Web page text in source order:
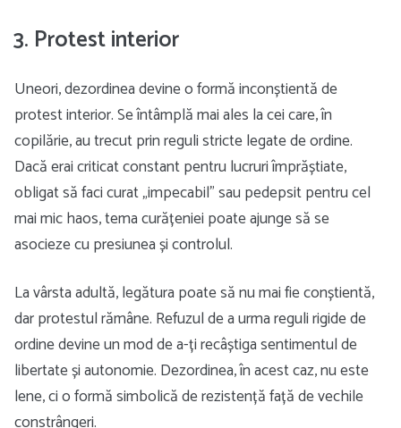
3. Protest interior
Uneori, dezordinea devine o formă inconștientă de
protest interior. Se întâmplă mai ales la cei care, în
copilărie, au trecut prin reguli stricte legate de ordine.
Dacă erai criticat constant pentru lucruri împrăștiate,
obligat să faci curat „impecabil” sau pedepsit pentru cel
mai mic haos, tema curățeniei poate ajunge să se
asocieze cu presiunea și controlul.
La vârsta adultă, legătura poate să nu mai fie conștientă,
dar protestul rămâne. Refuzul de a urma reguli rigide de
ordine devine un mod de a-ți recâștiga sentimentul de
libertate și autonomie. Dezordinea, în acest caz, nu este
lene, ci o formă simbolică de rezistență față de vechile